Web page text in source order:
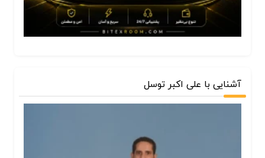
آشنایی با علی اکبر توسل